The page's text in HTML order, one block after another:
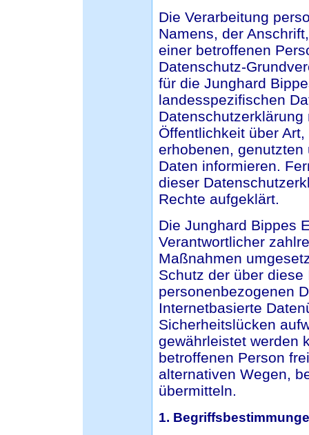
Die Verarbeitung
Namens, der
einer betroffenen
Datenschutz-
für die Junghard
landesspezifischen
Öffentlichkeit über
erhobenen,
Daten informieren.
dieser
Rechte aufgeklärt.
Die Junghard Bippes
Verantwortlicher
Maßnahmen
Schutz der über
personenbezogenen
Internetbasierte
Sicherheitslücken
gewährleistet werden
betroffenen Person
alternativen Wegen,
übermitteln.
1.